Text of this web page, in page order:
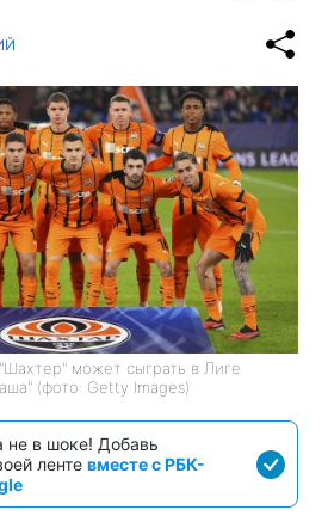
может сыграть в Лиге
(фото: Getty Images)
не в шоке! Добавь
ленте вместе с РБК-